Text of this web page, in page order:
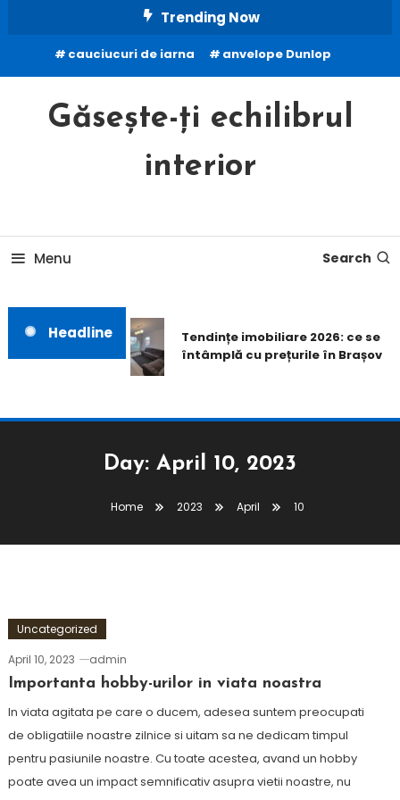
Content
Trending Now
cauciucuri de iarna anvelope Dunlop
Găsește-ți echilibrul
interior
Menu Search
Headline
Tendințe imobiliare 2026: ce se
întâmplă cu prețurile în Brașov
Day: April 10, 2023
Home 2023 April 10
Uncategorized
April 10, 2023
admin
Importanta hobby-urilor in viata noastra
In viata agitata pe care o ducem, adesea suntem preocupati
de obligatiile noastre zilnice si uitam sa ne dedicam timpul
pentru pasiunile noastre. Cu toate acestea, avand un hobby
poate avea un impact semnificativ asupra vietii noastre, nu